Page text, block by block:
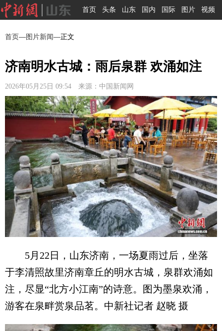
首页 头条 山东 国内 国际 图片 视频
首页—图片新闻—正文
济南明水古城：雨后泉群 欢涌如注
2026年05月25日 09:54 来源：中国新闻网
5月22日，山东济南，一场夏雨过后，坐落
于李清照故里济南章丘的明水古城，泉群欢涌如
注，尽显“北方小江南”的诗意。图为墨泉欢涌，
游客在泉畔赏泉品茗。中新社记者 赵晓 摄